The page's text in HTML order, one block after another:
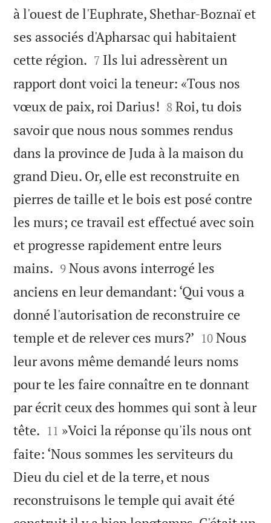
à l'ouest de l'Euphrate, Shethar-Boznaï et
ses associés d'Apharsac qui habitaient
cette région. 

7 Ils lui adressèrent un
rapport dont voici la teneur: «Tous nos
vœux de paix, roi Darius! 

8 Roi, tu dois
savoir que nous nous sommes rendus
dans la province de Juda à la maison du
grand Dieu. Or, elle est reconstruite en
pierres de taille et le bois est posé contre
les murs; ce travail est effectué avec soin
et progresse rapidement entre leurs
mains. 

9 Nous avons interrogé les
anciens en leur demandant: ‘Qui vous a
donné l'autorisation de reconstruire ce
temple et de relever ces murs?’ 

10 Nous
leur avons même demandé leurs noms
pour te les faire connaître en te donnant
par écrit ceux des hommes qui sont à leur
tête. 

11 »Voici la réponse qu'ils nous ont
faite: ‘Nous sommes les serviteurs du
Dieu du ciel et de la terre, et nous
reconstruisons le temple qui avait été